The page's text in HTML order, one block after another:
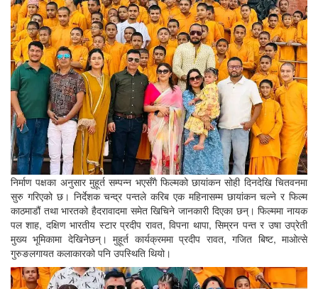
निर्माण पक्षका अनुसार मुहूर्त सम्पन्न भएसँगै फिल्मको छायांकन सोही दिनदेखि चितवनमा
सुरु गरिएको छ। निर्देशक चन्द्र पन्तले करिब एक महिनासम्म छायांकन चल्ने र फिल्म
काठमाडौं तथा भारतको हैदरावादमा समेत खिचिने जानकारी दिएका छन्। फिल्ममा नायक
पल शाह, दक्षिण भारतीय स्टार प्रदीप रावत, विपना थापा, सिम्रन पन्त र उषा उप्रेती
मुख्य भूमिकामा देखिनेछन्। मुहूर्त कार्यक्रममा प्रदीप रावत, गजित बिष्ट, माओत्से
गुरुङलगायत कलाकारको पनि उपस्थिति थियो।